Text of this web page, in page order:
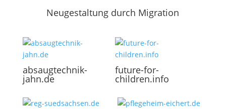
Neugestaltung durch Migration
absaugtechnik-
jahn.de
future-for-
children.info